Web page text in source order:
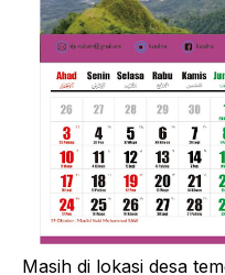
Masih di lokasi desa